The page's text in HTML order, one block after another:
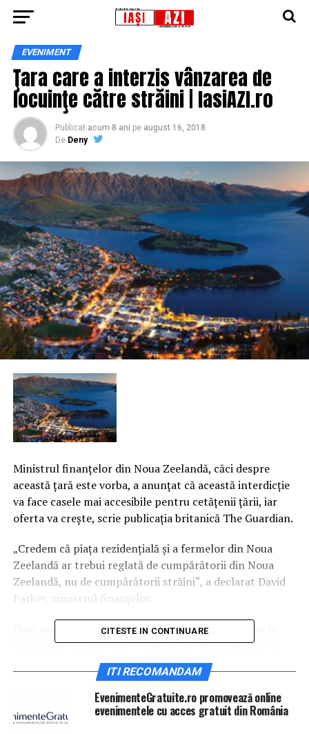
EVENIMENT
Ţara care a interzis vânzarea de
locuinţe către străini | IasiAZI.ro
Publicat acum 8 ani pe august 16, 2018
De Deny
Ministrul finanţelor din Noua Zeelandă, căci despre
această ţară este vorba, a anunţat că această interdicţie
va face casele mai accesibile pentru cetăţenii ţării, iar
oferta va creşte, scrie publicaţia britanică The Guardian.
„Credem că piaţa rezidenţială şi a fermelor din Noua
Zeelandă ar trebui reglată de cumpărătorii din Noua
Zeelandă, nu de cumpărătorii străini“, a declarat David
Parker, ministrul finanţelor.
Doar un sfert din adulţii Noii Zeelande deţin o casă în
proprietate, comparativ cu jumătate din populaţie în
1991, iar în ultimii cinci ani cifrele cetăţenilor fără casă
au crescut. Unii neozeelandezi sunt forţaţi să locuiască
în maşini, garaje sau sub poduri.
Un raport al revistei The Economist, realizat în 2017, a
CITESTE IN CONTINUARE
ITI RECOMANDAM
EvenimenteGratuite.ro promovează online
evenimentele cu acces gratuit din România